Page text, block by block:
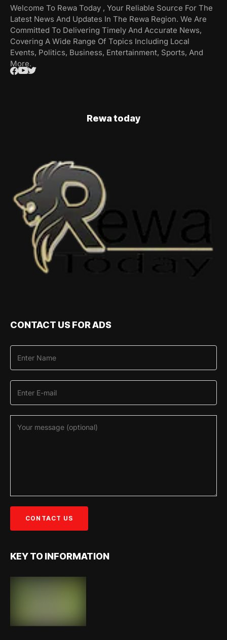
Welcome To Rewa Today , Your Reliable Source For The
Latest News And Updates In The Rewa Region. We Are
Committed To Delivering Timely And Accurate News,
Covering A Wide Range Of Topics Including Local
Events, Politics, Business, Entertainment, Sports, And
More.
Rewa today
CONTACT US FOR ADS
KEY TO INFORMATION